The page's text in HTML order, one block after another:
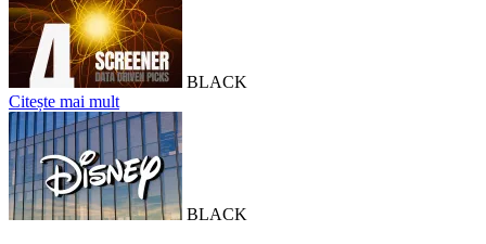
BLACK
Citește mai mult
BLACK